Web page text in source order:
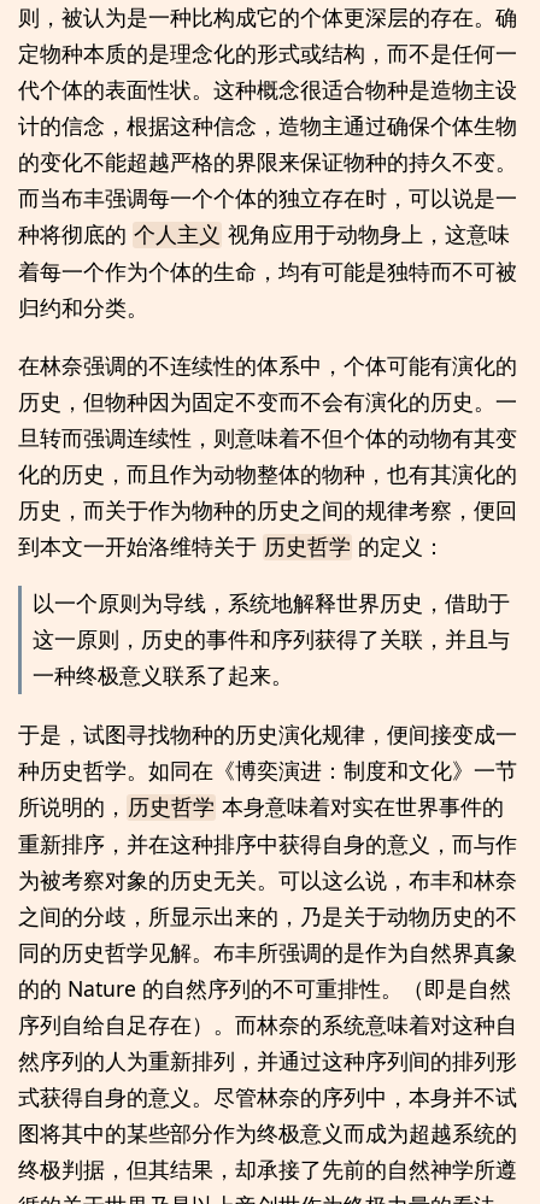
则，被认为是一种比构成它的个体更深层的存在。确
定物种本质的是理念化的形式或结构，而不是任何一
代个体的表面性状。这种概念很适合物种是造物主设
计的信念，根据这种信念，造物主通过确保个体生物
的变化不能超越严格的界限来保证物种的持久不变。
而当布丰强调每一个个体的独立存在时，可以说是一
种将彻底的 个人主义 视角应用于动物身上，这意味
着每一个作为个体的生命，均有可能是独特而不可被
归约和分类。
在林奈强调的不连续性的体系中，个体可能有演化的
历史，但物种因为固定不变而不会有演化的历史。一
旦转而强调连续性，则意味着不但个体的动物有其变
化的历史，而且作为动物整体的物种，也有其演化的
历史，而关于作为物种的历史之间的规律考察，便回
到本文一开始洛维特关于 历史哲学 的定义：
以一个原则为导线，系统地解释世界历史，借助于
这一原则，历史的事件和序列获得了关联，并且与
一种终极意义联系了起来。
于是，试图寻找物种的历史演化规律，便间接变成一
种历史哲学。如同在《博奕演进：制度和文化》一节
所说明的， 历史哲学 本身意味着对实在世界事件的
重新排序，并在这种排序中获得自身的意义，而与作
为被考察对象的历史无关。可以这么说，布丰和林奈
之间的分歧，所显示出来的，乃是关于动物历史的不
同的历史哲学见解。布丰所强调的是作为自然界真象
的的 Nature 的自然序列的不可重排性。（即是自然
序列自给自足存在）。而林奈的系统意味着对这种自
然序列的人为重新排列，并通过这种序列间的排列形
式获得自身的意义。尽管林奈的序列中，本身并不试
图将其中的某些部分作为终极意义而成为超越系统的
终极判据，但其结果，却承接了先前的自然神学所遵